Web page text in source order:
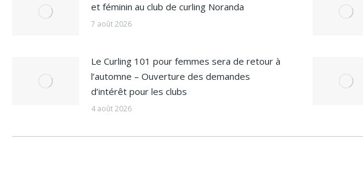
et féminin au club de curling Noranda
7 août 2026
Le Curling 101 pour femmes sera de retour à
l’automne – Ouverture des demandes
d’intérêt pour les clubs
4 août 2026